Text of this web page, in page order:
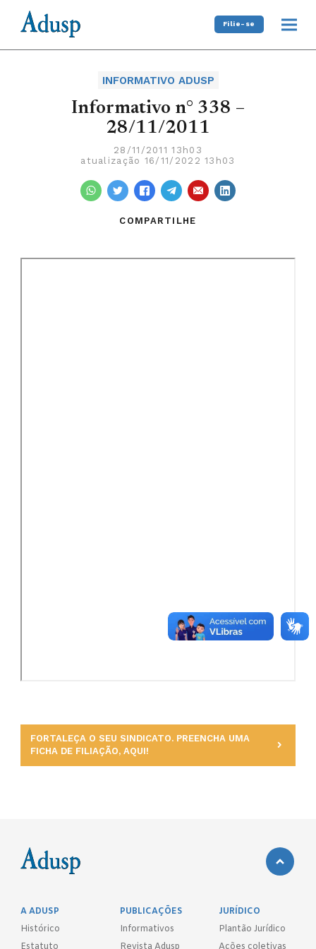
Filie-se
INFORMATIVO ADUSP
Informativo n° 338 –
28/11/2011
28/11/2011 13h03
atualização 16/11/2022 13h03
COMPARTILHE
FORTALEÇA O SEU SINDICATO. PREENCHA UMA
FICHA DE FILIAÇÃO, AQUI!
A ADUSP
Histórico
PUBLICAÇÕES
Informativos
JURÍDICO
Plantão Jurídico